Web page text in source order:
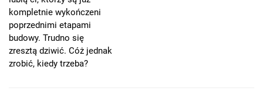
kompletnie wykończeni
poprzednimi etapami
budowy. Trudno się
zresztą dziwić. Cóż jednak
zrobić, kiedy trzeba?